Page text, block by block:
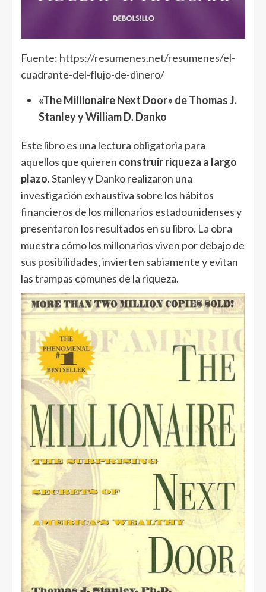
Fuente: https://resumenes.net/resumenes/el-
cuadrante-del-flujo-de-dinero/
«The Millionaire Next Door» de Thomas J.
Stanley y William D. Danko
Este libro es una lectura obligatoria para
aquellos que quieren construir riqueza a largo
plazo.Stanleyy Dankorealizaron una
investigación exhaustiva sobre los hábitos
financieros de los millonarios estadounidenses y
presentaron los resultados en su libro. La obra
muestra cómo los millonarios viven por debajo de
sus posibilidades, invierten sabiamente y evitan
las trampas comunes de la riqueza.